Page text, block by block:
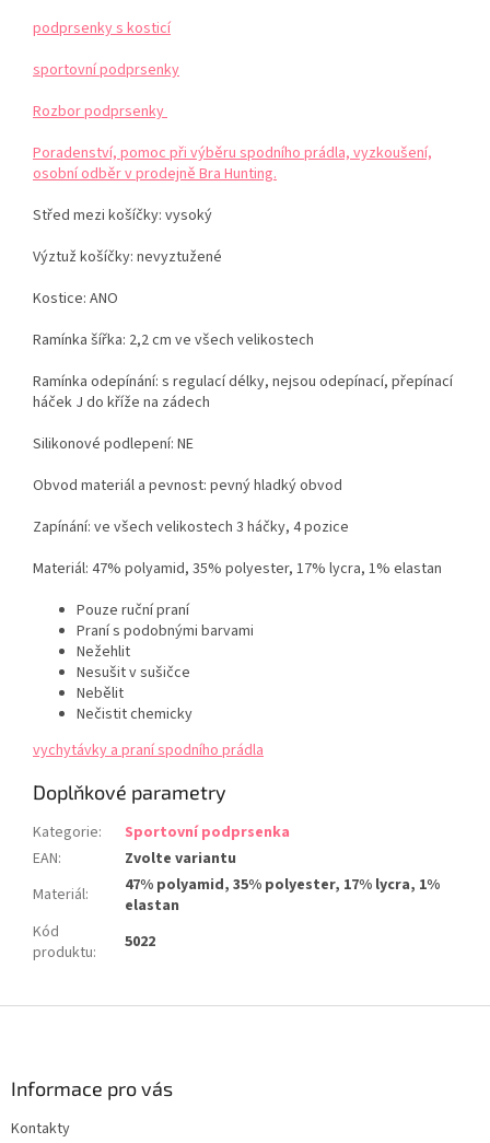
podprsenky s kosticí
sportovní podprsenky
Rozbor podprsenky
Poradenství, pomoc při výběru spodního prádla, vyzkoušení,
osobní odběr v prodejně Bra Hunting.
Střed mezi košíčky: vysoký
Výztuž košíčky: nevyztužené
Kostice: ANO
Ramínka šířka: 2,2 cm ve všech velikostech
Ramínka odepínání: s regulací délky, nejsou odepínací, přepínací
háček J do kříže na zádech
Silikonové podlepení: NE
Obvod materiál a pevnost: pevný hladký obvod
Zapínání: ve všech velikostech 3 háčky, 4 pozice
Materiál: 47% polyamid, 35% polyester, 17% lycra, 1% elastan
Pouze ruční praní
Praní s podobnými barvami
Nežehlit
Nesušit v sušičce
Nebělit
Nečistit chemicky
vychytávky a praní spodního prádla
Doplňkové parametry
Kategorie:
Sportovní podprsenka
EAN:
Zvolte variantu
Materiál:
47% polyamid, 35% polyester, 17% lycra, 1%
elastan
Kód
produktu: 5022
Informace pro vás
Kontakty